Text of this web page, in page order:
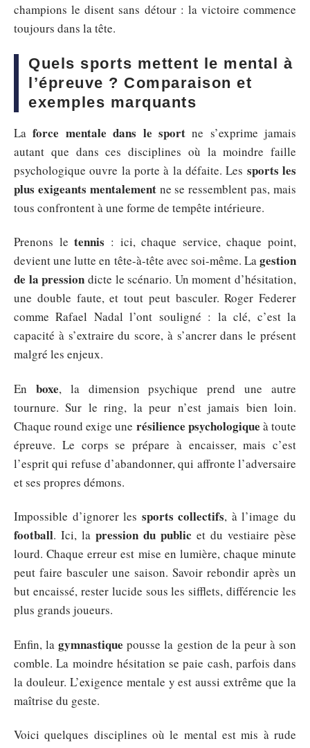
champions le disent sans détour : la victoire commence
toujours dans la tête.
Quels sports mettent le mental à
l’épreuve ? Comparaison et
exemples marquants
Laforce mentale dans le sportne s’exprime jamais
autant que dans ces disciplines où la moindre faille
psychologique ouvre la porte à la défaite. Les sports les
plus exigeants mentalementne se ressemblent pas, mais
tous confrontent à une forme de tempête intérieure.
Prenons letennis : ici, chaque service, chaque point,
devient une lutte en tête-à-tête avec soi-même. Lagestion
de la pression dicte le scénario. Un moment d’hésitation,
une double faute, et tout peut basculer. Roger Federer
comme Rafael Nadal l’ont souligné : la clé, c’est la
capacité à s’extraire du score, à s’ancrer dans le présent
malgré les enjeux.
En boxe, la dimension psychique prend une autre
tournure. Sur le ring, la peur n’est jamais bien loin.
Chaque round exige une résilience psychologique à toute
épreuve. Le corps se prépare à encaisser, mais c’est
l’esprit qui refuse d’abandonner, qui affronte l’adversaire
et ses propres démons.
Impossible d’ignorer les sports collectifs, à l’image du
football. Ici, la pression du public et du vestiaire pèse
lourd. Chaque erreur est mise en lumière, chaque minute
peut faire basculer une saison. Savoir rebondir après un
but encaissé, rester lucide sous les sifflets, différencie les
plus grands joueurs.
Enfin, lagymnastique pousse la gestion de la peur à son
comble. La moindre hésitation se paie cash, parfois dans
la douleur. L’exigence mentale y est aussi extrême que la
maîtrise du geste.
Voici quelques disciplines où le mental est mis à rude